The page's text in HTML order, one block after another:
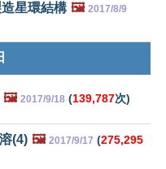
星環結構 🖼️ 2017/8/9
🖼️ 2017/9/18 (139,787次)
(4) 🖼️ 2017/9/17 (275,295